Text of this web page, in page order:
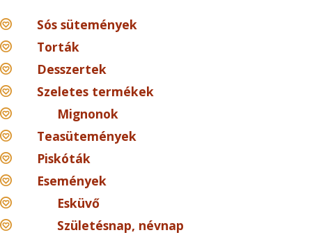
Sós sütemények
Torták
Desszertek
Szeletes termékek
Mignonok
Teasütemények
Piskóták
Események
Esküvő
Születésnap, névnap